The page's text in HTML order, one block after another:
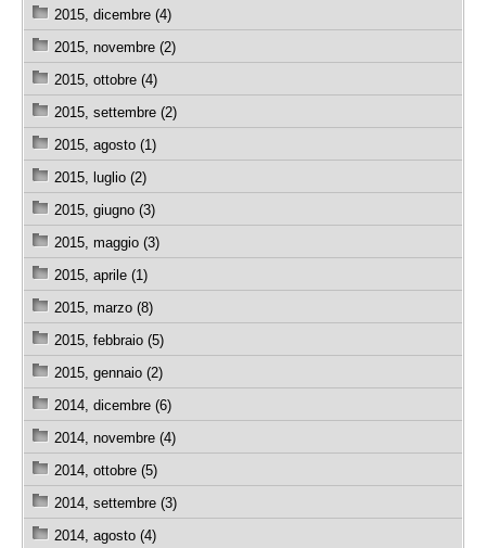
2015, dicembre (4)
2015, novembre (2)
2015, ottobre (4)
2015, settembre (2)
2015, agosto (1)
2015, luglio (2)
2015, giugno (3)
2015, maggio (3)
2015, aprile (1)
2015, marzo (8)
2015, febbraio (5)
2015, gennaio (2)
2014, dicembre (6)
2014, novembre (4)
2014, ottobre (5)
2014, settembre (3)
2014, agosto (4)